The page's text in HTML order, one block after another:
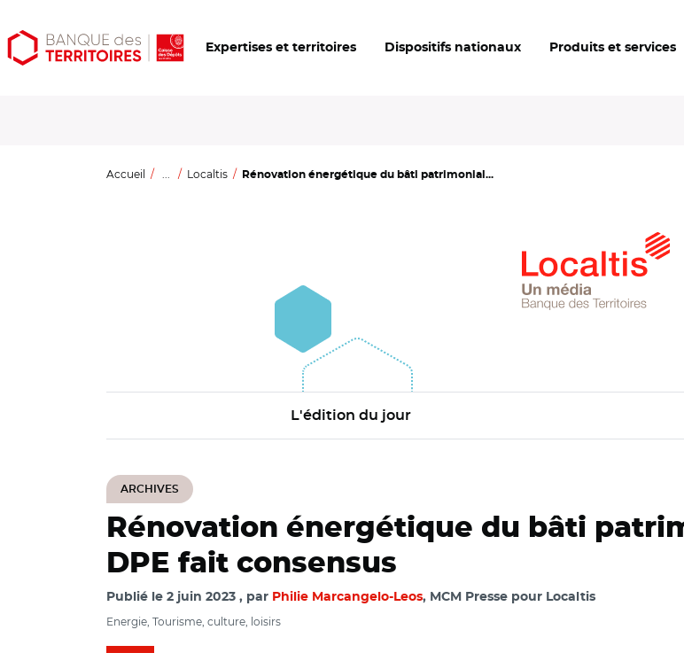
Aller
au
Aller
au
Ouvrir
les
Expertises et territoires Dispositifs nationaux Produits et services
Accueil ... Localtis Rénovation énergétique du bâti patrimonial...
L'édition du jour
ARCHIVES
Rénovation énergétique du bâti
DPE fait consensus
Publié le 2 juin 2023 par Philie Marcangelo-Leos, MCM Presse pour Localtis
Energie, Tourisme, culture, loisirs